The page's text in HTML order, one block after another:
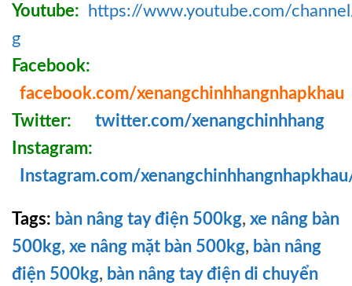
Youtube:
https://www.youtube.com/
g
Facebook:
facebook.com/xenangchinhhangnhapkhau
Twitter:
twitter.com/xenangchinhhang
Instagram:
Instagram.com/
Tags: bàn nâng tay điện 500kg, xe nâng bàn
500kg, xe nâng mặt bàn 500kg, bàn nâng
điện 500kg, bàn nâng tay điện di chuyển